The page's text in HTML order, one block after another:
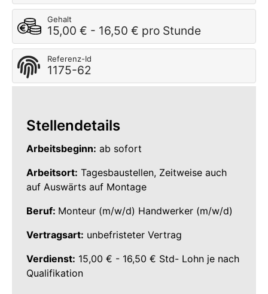
Gehalt
15,00 € - 16,50 € pro Stunde
Referenz-Id
1175-62
Stellendetails
Arbeitsbeginn: ab sofort
Arbeitsort: Tagesbaustellen, Zeitweise auch
auf Auswärts auf Montage
Beruf: Monteur (m/w/d) Handwerker (m/w/d)
Vertragsart: unbefristeter Vertrag
Verdienst: 15,00 € - 16,50 € Std- Lohn je nach
Qualifikation